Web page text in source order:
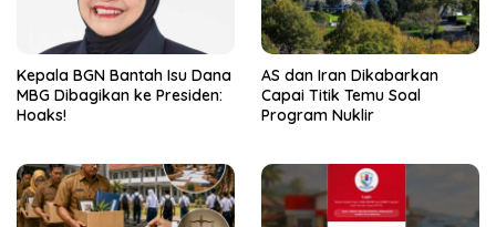
Kepala BGN Bantah Isu Dana
MBG Dibagikan ke Presiden:
Hoaks!
AS dan Iran Dikabarkan
Capai Titik Temu Soal
Program Nuklir